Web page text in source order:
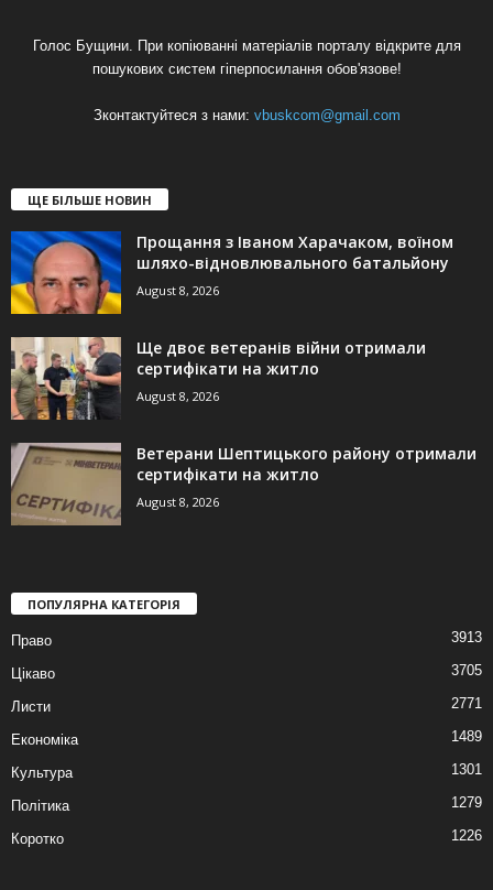
Голос Бущини. При копіюванні матеріалів порталу відкрите для
пошукових систем гіперпосилання обов'язове!
Зконтактуйтеся з нами: vbuskcom@gmail.com
ЩЕ БІЛЬШЕ НОВИН
Прощання з Іваном Харачаком, воїном
шляхо-відновлювального батальйону
August 8, 2026
Ще двоє ветеранів війни отримали
сертифікати на житло
August 8, 2026
Ветерани Шептицького району отримали
сертифікати на житло
August 8, 2026
ПОПУЛЯРНА КАТЕГОРІЯ
Право 3913
Цікаво 3705
Листи 2771
Економіка 1489
Культура 1301
Політика 1279
Коротко 1226